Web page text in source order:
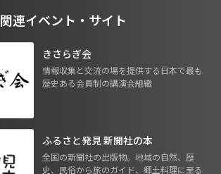
関連イベント・サイト
きさらぎ会
情報収集と交流の場を提供する日本で最も
歴史ある会員制の講演会組織
ふるさと発見 新聞社の本
全国の新聞社の出版物。地域の自然、歴
史、民俗から旅のガイド、郷土料理に至る